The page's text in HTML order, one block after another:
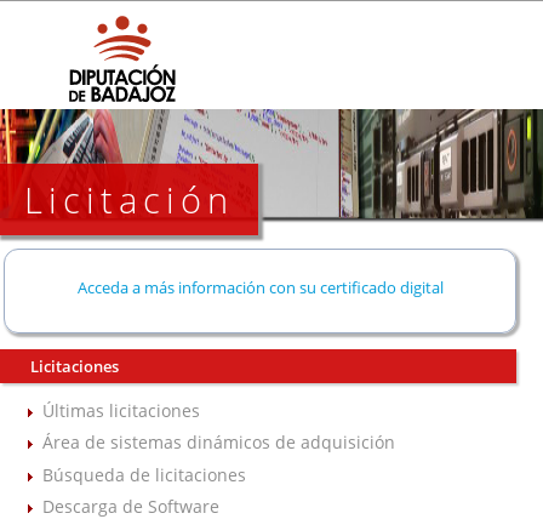
Licitación
Acceda a más información con su certificado digital
Licitaciones
Últimas licitaciones
Área de sistemas dinámicos de adquisición
Búsqueda de licitaciones
Descarga de Software